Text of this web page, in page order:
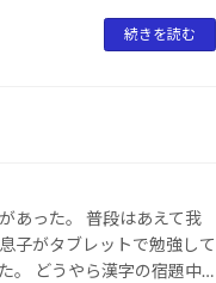
続きを読む
あった。 普段はあえて我
子がタブレットで勉強して
。 どうやら漢字の宿題中…